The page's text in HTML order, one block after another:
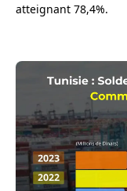
atteignant 78,4%.